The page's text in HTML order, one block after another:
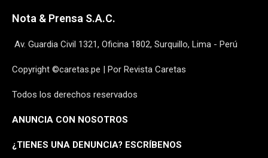
Nota & Prensa S.A.C.
Av. Guardia Civil 1321, Oficina 1802, Surquillo, Lima - Perú
Copyright ©caretas.pe | Por Revista Caretas
Todos los derechos reservados
ANUNCIA CON NOSOTROS
¿TIENES UNA DENUNCIA? ESCRÍBENOS